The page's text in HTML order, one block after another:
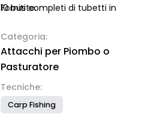
Forniti completi di tubetti in
rapida intercambiabilità del
piombo.
10 buste.
Categoria:
Attacchi per Piombo o
Pasturatore
Tecniche:
Carp Fishing